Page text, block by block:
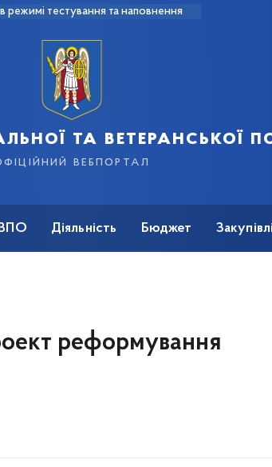
режимі тестування та наповнення
та ветеранської
вебпортал
Діяльність Бюджет Закупівлі
реформування